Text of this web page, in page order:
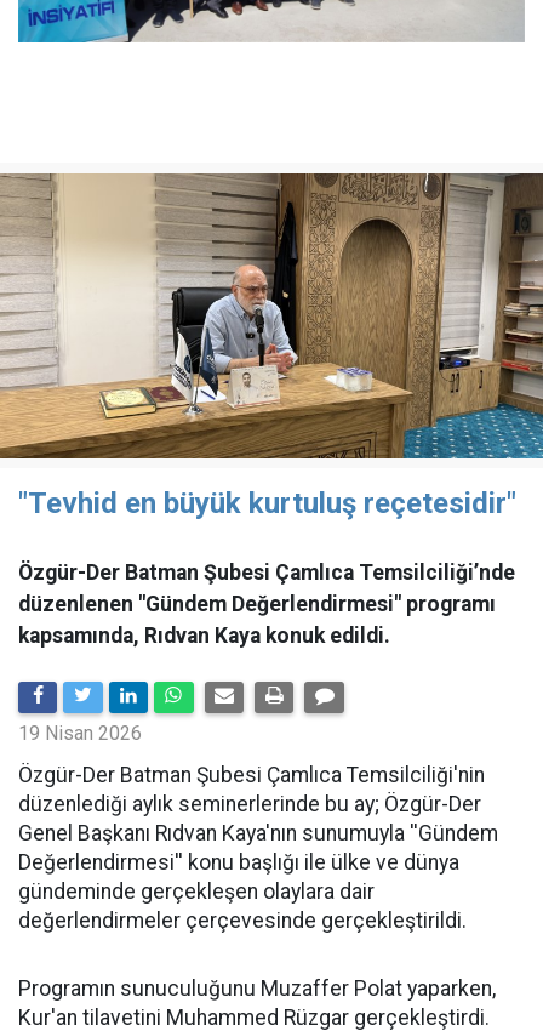
"Tevhid en büyük kurtuluş reçetesidir"
Özgür-Der Batman Şubesi Çamlıca Temsilciliği’nde
düzenlenen "Gündem Değerlendirmesi" programı
kapsamında, Rıdvan Kaya konuk edildi.
19 Nisan 2026
​Özgür-Der Batman Şubesi Çamlıca Temsilciliği'nin
düzenlediği aylık seminerlerinde bu ay; Özgür-Der
Genel Başkanı Rıdvan Kaya'nın sunumuyla ''Gündem
Değerlendirmesi'' konu başlığı ile ülke ve dünya
gündeminde gerçekleşen olaylara dair
değerlendirmeler çerçevesinde gerçekleştirildi.
Programın sunuculuğunu Muzaffer Polat yaparken,
Kur'an tilavetini Muhammed Rüzgar gerçekleştirdi.